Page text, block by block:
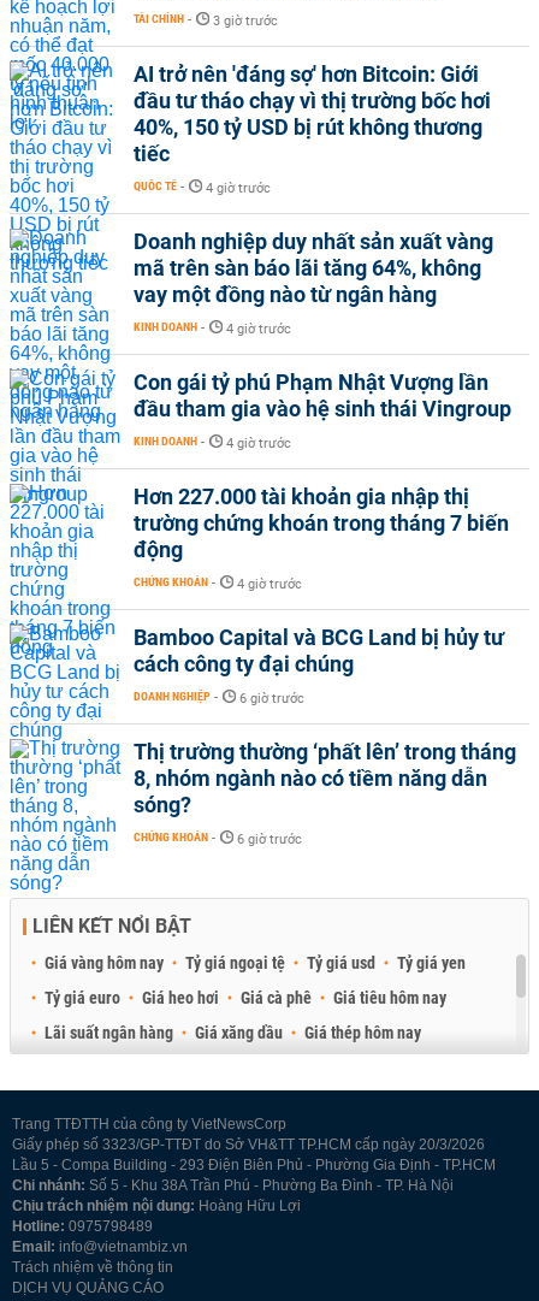
TÀI CHÍNH - 3 giờ trước
AI trở nên 'đáng sợ' hơn Bitcoin: Giới
đầu tư tháo chạy vì thị trường bốc hơi
40%, 150 tỷ USD bị rút không thương
tiếc
QUỐC TẾ - 4 giờ trước
Doanh nghiệp duy nhất sản xuất vàng
mã trên sàn báo lãi tăng 64%, không
vay một đồng nào từ ngân hàng
KINH DOANH - 4 giờ trước
Con gái tỷ phú Phạm Nhật Vượng lần
đầu tham gia vào hệ sinh thái Vingroup
KINH DOANH - 4 giờ trước
Hơn 227.000 tài khoản gia nhập thị
trường chứng khoán trong tháng 7 biến
động
CHỨNG KHOÁN - 4 giờ trước
Bamboo Capital và BCG Land bị hủy tư
cách công ty đại chúng
DOANH NGHIỆP - 6 giờ trước
Thị trường thường ‘phất lên’ trong tháng
8, nhóm ngành nào có tiềm năng dẫn
sóng?
CHỨNG KHOÁN - 6 giờ trước
LIÊN KẾT NỔI BẬT
Giá vàng hôm nay Tỷ giá ngoại tệ Tỷ giá usd
Tỷ giá yen
Tỷ giá euro
Giá heo hơi Giá cà phê
Giá tiêu hôm nay
Lãi suất ngân hàng
Giá xăng dầu
Giá thép hôm nay
Trang TTĐTTH của công ty VietNewsCorp
Giấy phép số 3323/GP-TTĐT do Sở VH&TT TP.HCM cấp ngày 20/3/2026
Lầu 5 - Compa Building - 293 Điện Biên Phủ - Phường Gia Định - TP.HCM
Chi nhánh: Số 5 - Khu 38A Trần Phú - Phường Ba Đình - TP. Hà Nội
Chịu trách nhiệm nội dung: Hoàng Hữu Lợi
Hotline: 0975798489
Email: info@vietnambiz.vn
Trách nhiệm về thông tin
DỊCH VỤ QUẢNG CÁO